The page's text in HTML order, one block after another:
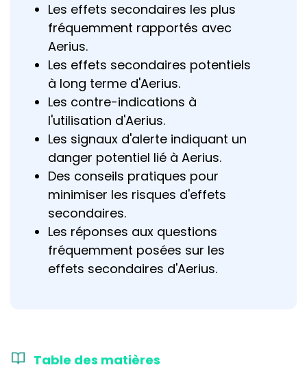
Les effets secondaires les plus
fréquemment rapportés avec
Aerius.
Les effets secondaires potentiels
à long terme d'Aerius.
Les contre-indications à
l'utilisation d'Aerius.
Les signaux d'alerte indiquant un
danger potentiel lié à Aerius.
Des conseils pratiques pour
minimiser les risques d'effets
secondaires.
Les réponses aux questions
fréquemment posées sur les
effets secondaires d'Aerius.
Table des matières